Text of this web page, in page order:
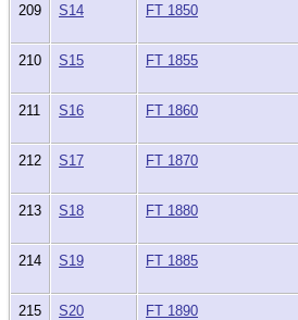
209 S14 FT 1850
210 S15 FT 1855
211 S16 FT 1860
212 S17 FT 1870
213 S18 FT 1880
214 S19 FT 1885
215 S20 FT 1890